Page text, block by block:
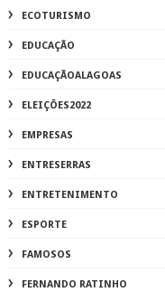
ECOTURISMO
EDUCAÇÃO
EDUCAÇÃOALAGOAS
ELEIÇÕES2022
EMPRESAS
ENTRESERRAS
ENTRETENIMENTO
ESPORTE
FAMOSOS
FERNANDO RATINHO